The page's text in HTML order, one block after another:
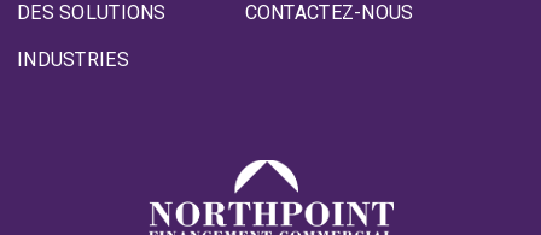
DES SOLUTIONS
INDUSTRIES
CONTACTEZ-NOUS